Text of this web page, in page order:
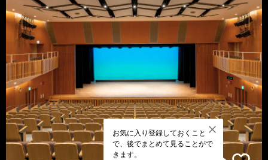
お気に入り登録しておくこと
で、後でまとめて見ることがで
きます。